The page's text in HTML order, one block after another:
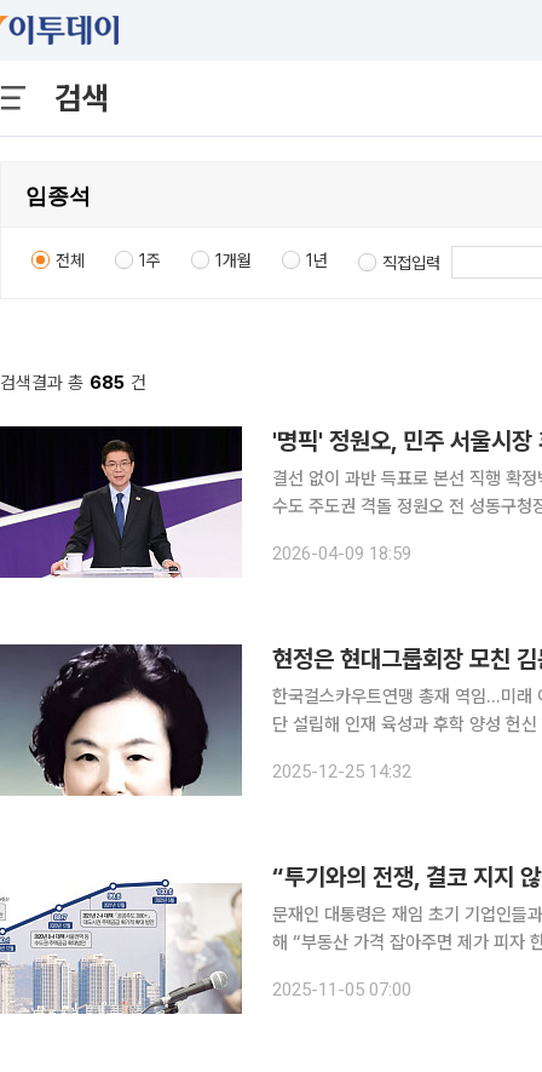
검색
전체 1주 1개월 1년 직접입력
검색결과 총 685 건
'명픽' 정원오, 민주 서울시
결선 없이 과반 득표로 본선 직행 확
수도 주도권 격돌 정원오 전 성동구청장이 6·3 지방선거 더불어민주당 서울시장 후보로 낙점됐다.
확보한 것으로, 민주당의 수도 탈환
2026-04-09 18:59
현정은 현대그룹회장 모친
한국걸스카우트연맹 총재 역임…미래
단 설립해 인재 육성과 후학 양성 헌신 현정은 현대그룹 회장의 모친인 김문희 용문학원 명예이사장
2025-12-25 14:32
문재인 대통령은 재임 초기 기업인들
해 “부동산 가격 잡아주면 제가 피자
2025-11-05 07:00